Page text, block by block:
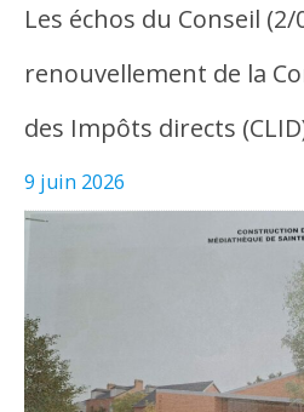
Les échos du Conseil (2/
renouvellement de la
des Impôts directs
9 juin 2026